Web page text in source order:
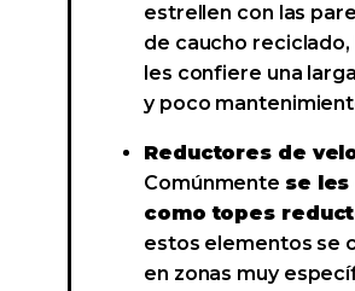
estrellen con las
de caucho reciclado,
les confiere una
y poco
Reductores de
Comúnmente se
como topes
estos elementos se
en zonas muy